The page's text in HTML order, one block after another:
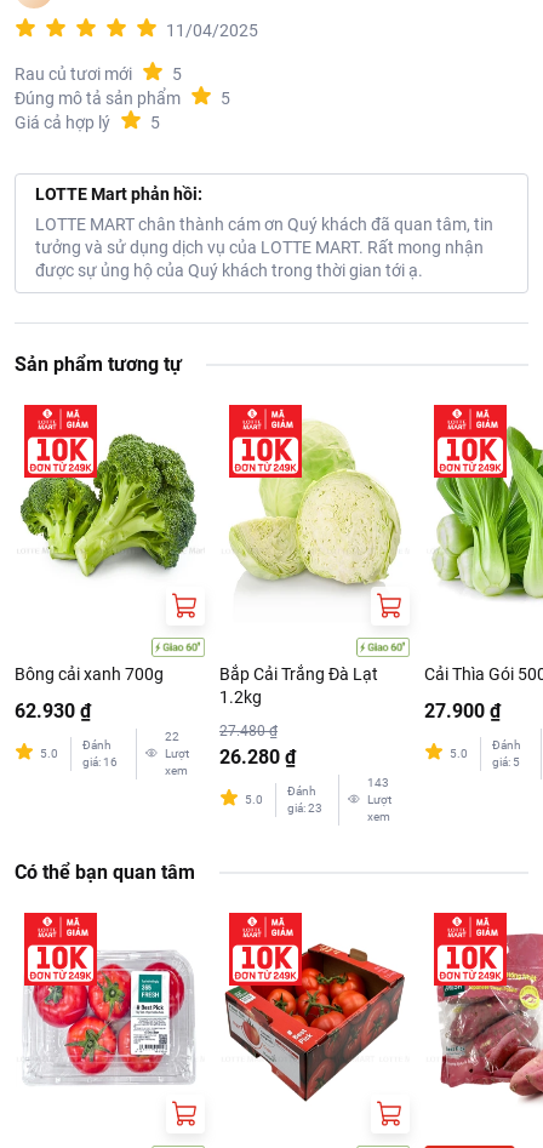
Món ngon gợi ý:
Canh cải ngọt thịt bằm, canh cải ngọt nấu tôm, cải
ngọt xào tỏi, cải ngọt xào thịt bò...
Hướng dẫn bảo quản:Bảo quản nhiệt độ mát.
Lưu ý:Không sử dụng sản phẩm khi có hiện tượng hư hỏng, mốc.
Hướng dẫn sử dụng:Rửa sạch trước khi chế biến.
Thông tin từ LOTTE MART:
11/04/2025
Rau củ tươi mới
5
Đúng mô tả sản phẩm
5
Giá cả hợp lý
5
LOTTE Mart phản hồi:
LOTTE MART chân thành cám ơn Quý khách đã quan tâm, tin
tưởng và sử dụng dịch vụ của LOTTE MART. Rất mong nhận
được sự ủng hộ của Quý khách trong thời gian tới ạ.
Sản phẩm tương tự
Bông cải xanh 700g
62.930 ₫
5.0
Đánh
giá: 16
22
Lượt
xem
Bắp Cải Trắng Đà Lạt
1.2kg
27.480 ₫
26.280 ₫
5.0
Đánh
giá:23
143
Lượt
xem
Cải Thìa Gói
27.900 ₫
5.0
Đánh
giá: 5
Có thể bạn quan tâm